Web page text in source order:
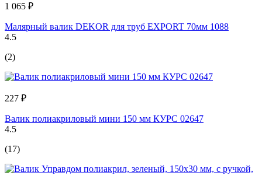
1 065 ₽
Малярный валик DEKOR для труб EXPORT 70мм 1088
4.5
(2)
227 ₽
Валик полиакриловый мини 150 мм КУРС 02647
4.5
(17)